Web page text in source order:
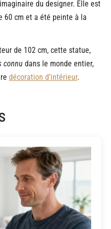
du designer. Elle est
60 cm et a été peinte à la
de 102 cm, cette statue,
connu dans le monde entier,
décoration d’intérieur.